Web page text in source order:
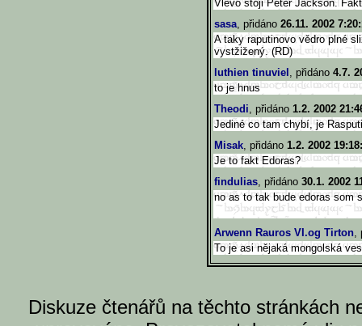
Vlevo stoji Peter Jackson.
sasa, přidáno 26.11. 2002
A taky raputinovo vědro plné
vystžižený. (RD)
luthien tinuviel , přidáno 4.7.
to je hnus
Theodi, přidáno 1.2. 2002
Jediné co tam chybí, je
Misak, přidáno 1.2. 2002
Je to fakt Edoras?
findulias, přidáno 30.1. 2002
no as to tak bude edoras som
Arwenn Rauros VI.og Tirton,
To je asi nějaká mongolská
Diskuze čtenářů na těchto stránkách